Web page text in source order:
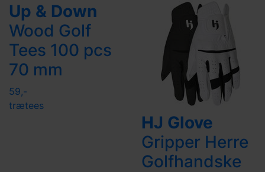
Up & Down
Wood Golf
Tees 100 pcs
70 mm
59,-
trætees
HJ Glove
Gripper Herre
Golfhandske